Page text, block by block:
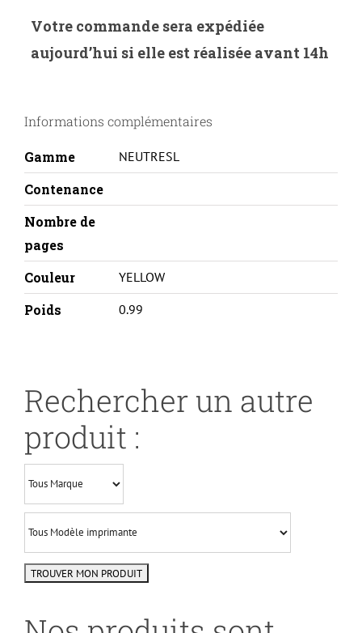
L.930Y-
LEXMARK
Y
Votre commande sera expédiée
aujourd’hui si elle est réalisée avant 14h
Informations complémentaires
Gamme NEUTRESL
Contenance
Nombre de
pages
Couleur
YELLOW
Poids 0.99
Rechercher un autre
produit :